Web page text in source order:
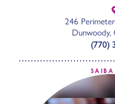
246
Dunwoody,
(770)